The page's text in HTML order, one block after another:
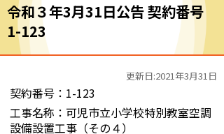
令和３年3月31日公告 契約番号
1-123
更新日:2021年3月31日
契約番号：1-123
工事名称：可児市立小学校特別教室空調
設備設置工事（その４）